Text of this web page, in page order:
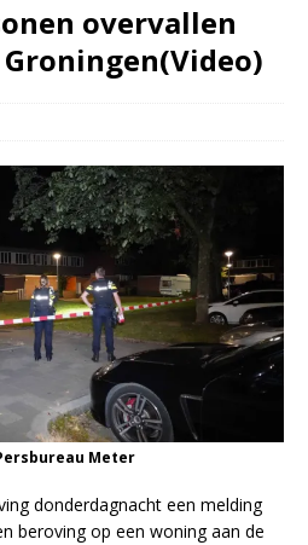
overvallen
Meter
donderdagnacht een melding
beroving op een woning aan de